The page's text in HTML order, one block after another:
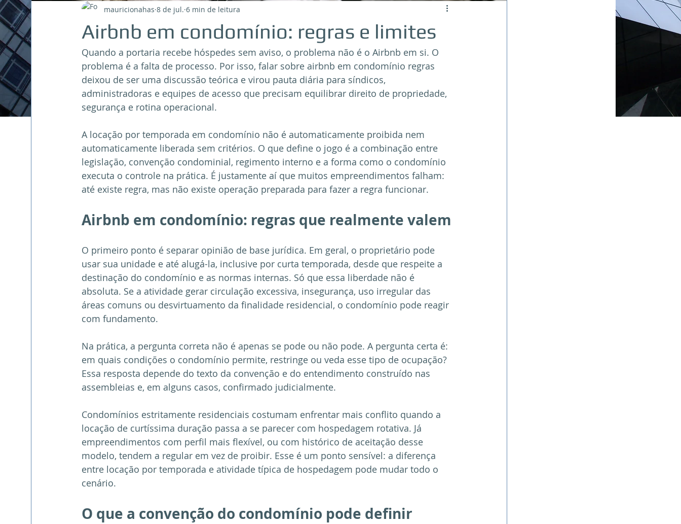
Airbnb em condomínio: regras e limites
mauricionahas 8 de jul. 6 min de leitura
Quando a portaria recebe hóspedes sem aviso, o problema não é o Airbnb em si. O
problema é a falta de processo. Por isso, falar sobre airbnb em condomínio regras
deixou de ser uma discussão teórica e virou pauta diária para síndicos,
administradoras e equipes de acesso que precisam equilibrar direito de propriedade,
segurança e rotina operacional.
A locação por temporada em condomínio não é automaticamente proibida nem
automaticamente liberada sem critérios. O que define o jogo é a combinação entre
legislação, convenção condominial, regimento interno e a forma como o condomínio
executa o controle na prática. É justamente aí que muitos empreendimentos falham:
até existe regra, mas não existe operação preparada para fazer a regra funcionar.
Airbnb em condomínio: regras que realmente valem
O primeiro ponto é separar opinião de base jurídica. Em geral, o proprietário pode
usar sua unidade e até alugá-la, inclusive por curta temporada, desde que respeite a
destinação do condomínio e as normas internas. Só que essa liberdade não é
absoluta. Se a atividade gerar circulação excessiva, insegurança, uso irregular das
áreas comuns ou desvirtuamento da finalidade residencial, o condomínio pode reagir
com fundamento.
Na prática, a pergunta correta não é apenas se pode ou não pode. A pergunta certa é:
em quais condições o condomínio permite, restringe ou veda esse tipo de ocupação?
Essa resposta depende do texto da convenção e do entendimento construído nas
assembleias e, em alguns casos, confirmado judicialmente.
Condomínios estritamente residenciais costumam enfrentar mais conflito quando a
locação de curtíssima duração passa a se parecer com hospedagem rotativa. Já
empreendimentos com perfil mais flexível, ou com histórico de aceitação desse
modelo, tendem a regular em vez de proibir. Esse é um ponto sensível: a diferença
entre locação por temporada e atividade típica de hospedagem pode mudar todo o
cenário.
O que a convenção do condomínio pode definir